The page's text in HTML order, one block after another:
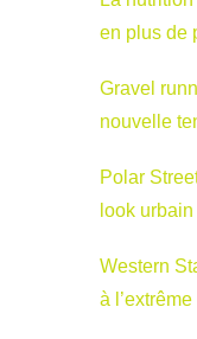
en plus de
Gravel
nouvelle
Polar
look
Western
à